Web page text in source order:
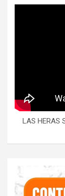
LAS HERAS